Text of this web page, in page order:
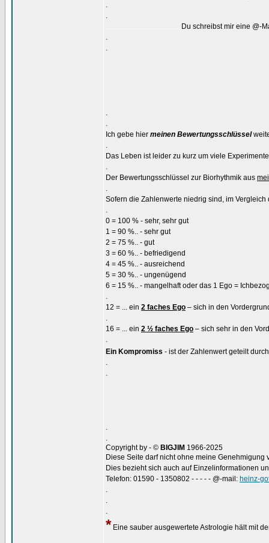
.
.
Du schreibst mir eine @-
.
.
.
.
Ich gebe hier meinen Bewertungsschlüssel
.
Das Leben ist leider zu kurz um viele
.
Der Bewertungsschlüssel zur Biorhythmik aus
.
Sofern die Zahlenwerte niedrig sind, im
.
0 = 100 % - sehr, sehr gut
1 = 90 %.. - sehr gut
2 = 75 %.. - gut
3 = 60 %.. - befriedigend
4 = 45 %.. - ausreichend
5 = 30 %.. - ungenügend
6 = 15 %.. - mangelhaft oder das 1 Ego =
.
12 = ... ein 2 faches Ego – sich in den
.
16 = ... ein 2 ½ faches Ego – sich sehr in den
.
Ein Kompromiss - ist der Zahlenwert geteilt
.
.
.
.
Copyright by - © BIGJIM 1966-2025
Diese Seite darf nicht ohne meine Genehmigung
Dies bezieht sich auch auf Einzelinformationen
Telefon: 01590 - 1350802 - - - - - @-mail: heinz-
.
.
.
* Eine sauber ausgewertete Astrologie hält mit